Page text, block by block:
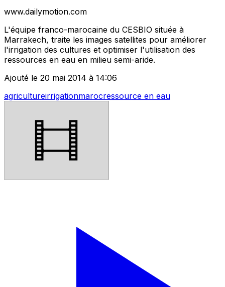
www.dailymotion.com
L'équipe franco-marocaine du CESBIO située à
Marrakech, traite les images satellites pour améliorer
l'irrigation des cultures et optimiser l'utilisation des
ressources en eau en milieu semi-aride.
Ajouté le 20 mai 2014 à 14:06
agricultureirrigationmarocressource en eau